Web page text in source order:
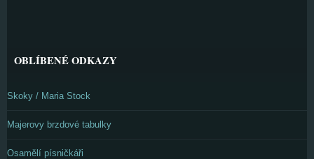
OBLÍBENÉ ODKAZY
Skoky / Maria Stock
Majerovy brzdové tabulky
Osamělí písničkáři